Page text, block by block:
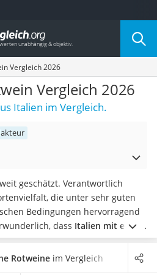
Kategorie
Vergleich 2026
Vergleich 2026
Italien im Vergleich.
geschätzt. Verantwortlich
die unter sehr guten
Bedingungen hervorragend
dass Italien mit etwa
als wichtigster Weinproduzent
italienische Rotwein ist bei
Rotweine im Vergleich